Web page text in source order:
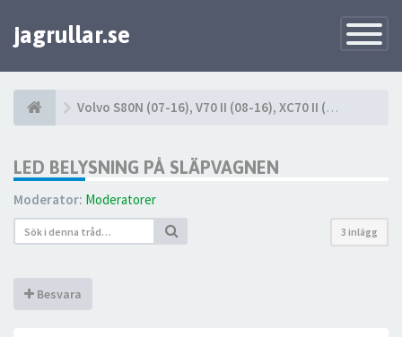
Toggle
jagrullar.se
Volvo S80N (07-16), V70 II (08-16), XC70 II (08-16)
LED BELYSNING PÅ SLÄPVAGNEN
Moderator: Moderatorer
3 inlägg
Besvara